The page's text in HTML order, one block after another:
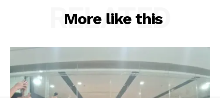
More like this
RELATED